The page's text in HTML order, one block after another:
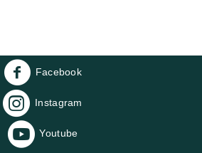
Facebook
Instagram
Youtube